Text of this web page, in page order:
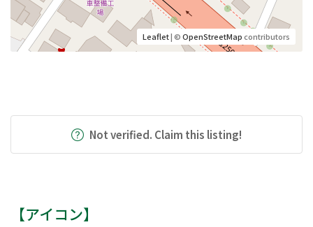
Leaflet| ©OpenStreetMapcontributors
Not verified. Claim this listing!
【アイコン】